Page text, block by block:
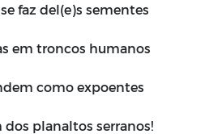
faz del(e)s sementes
em troncos humanos
como expoentes
planaltos serranos!